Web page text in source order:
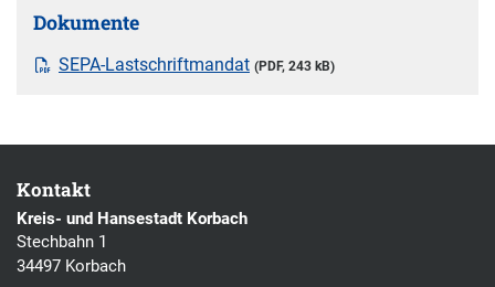
Dokumente
SEPA-Lastschriftmandat (PDF, 243 kB)
Kontakt
Kreis- und Hansestadt Korbach
Stechbahn 1
34497 Korbach